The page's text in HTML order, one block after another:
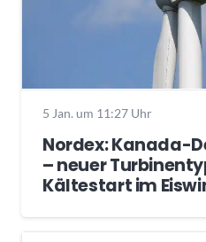
5 Jan. um 11:27 Uhr
Nordex: Kanada-
– neuer
Kältestart im